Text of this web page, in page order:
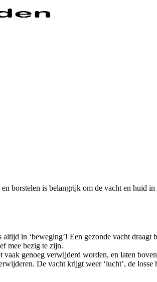
borstelen is belangrijk om de vacht en huid
in ‘beweging’! Een gezonde vacht draagt
mee bezig te zijn.
genoeg verwijderd worden, en laten
De vacht krijgt weer ‘lucht’, de